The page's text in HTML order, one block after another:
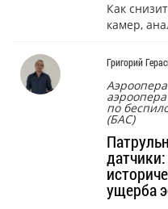
Как
камер,
Григорий
по
(БАС)
ущерба